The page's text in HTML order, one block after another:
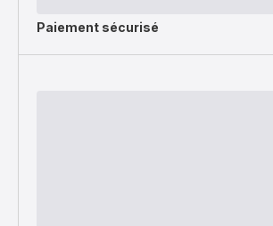
Paiement sécurisé